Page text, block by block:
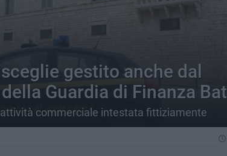
gestito anche dal
Guardia di Finanza Bat
commerciale intestata fittiziamente